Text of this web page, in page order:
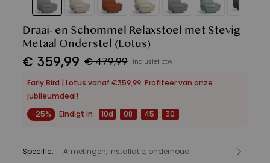
Draai- en Schommel Relaxstoel met Stevig
Metaal Onderstel (Lotus)
€ 359,99 € 479,99 inclusief btw
Early Bird | Lotus vanaf €359,99. Profiteer van onze
jubileumdeal!
-25%
Eindigt in 10d : 08 : 45 : 28
Specificatie :
Afmetingen, installatie, onderhoud